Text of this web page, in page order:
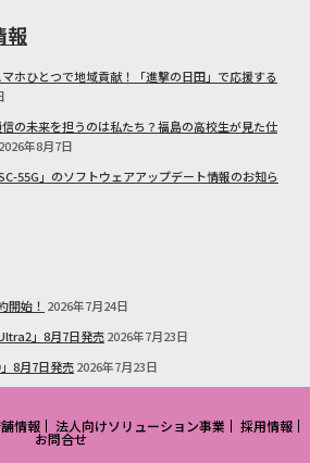
報
ホひとつで地域貢献！「進撃の日田」で応援する
の未来を担うのは私たち？福島の高校生が見た仕
2026年8月7日
55G」のソフトウェアアップデート情報のお知ら
開始！ 2026年7月24日
」8月7日発売2026年7月23日
8月7日発売2026年7月23日
情報 法人向けソリューション事業 採用情報
お問合せ